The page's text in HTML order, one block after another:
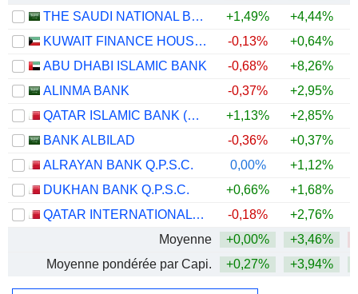
THE SAUDI NATIONAL BANK
+1,49% +4,44%
KUWAIT FINANCE HOUSE K.S.C.P.
-0,13% +0,64%
ABU DHABI ISLAMIC BANK
-0,68% +8,26%
ALINMA BANK
-0,37% +2,95%
QATAR ISLAMIC BANK (Q.P.S.C.)
+1,13% +2,85%
BANK ALBILAD
-0,36% +0,37%
ALRAYAN BANK Q.P.S.C.
0,00% +1,12%
DUKHAN BANK Q.P.S.C.
+0,66% +1,68%
QATAR INTERNATIONAL ISLAMIC BANK (Q.P.S.C)
-0,18% +2,76%
Moyenne
+0,00% +3,46%
Moyenne pondérée par Capi.
+0,27% +3,94%